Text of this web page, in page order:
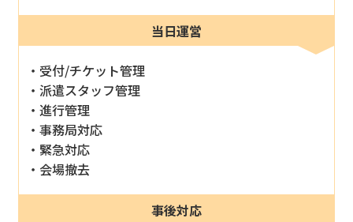
当日運営
受付/チケット管理
派遣スタッフ管理
進行管理
事務局対応
緊急対応
会場撤去
事後対応